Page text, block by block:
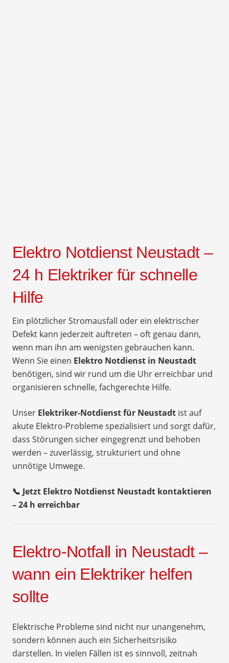
Elektro Notdienst Neustadt –
24 h Elektriker für schnelle
Hilfe
Ein plötzlicher Stromausfall oder ein elektrischer
Defekt kann jederzeit auftreten – oft genau dann,
wenn man ihn am wenigsten gebrauchen kann.
Wenn Sie einen Elektro Notdienst in Neustadt
benötigen, sind wir rund um die Uhr erreichbar und
organisieren schnelle, fachgerechte Hilfe.
Unser Elektriker-Notdienst für Neustadt ist auf
akute Elektro-Probleme spezialisiert und sorgt dafür,
dass Störungen sicher eingegrenzt und behoben
werden – zuverlässig, strukturiert und ohne
unnötige Umwege.
📞 Jetzt Elektro Notdienst Neustadt kontaktieren
– 24 h erreichbar
Elektro-Notfall in Neustadt –
wann ein Elektriker helfen
sollte
Elektrische Probleme sind nicht nur unangenehm,
sondern können auch ein Sicherheitsrisiko
darstellen. In vielen Fällen ist es sinnvoll, zeitnah